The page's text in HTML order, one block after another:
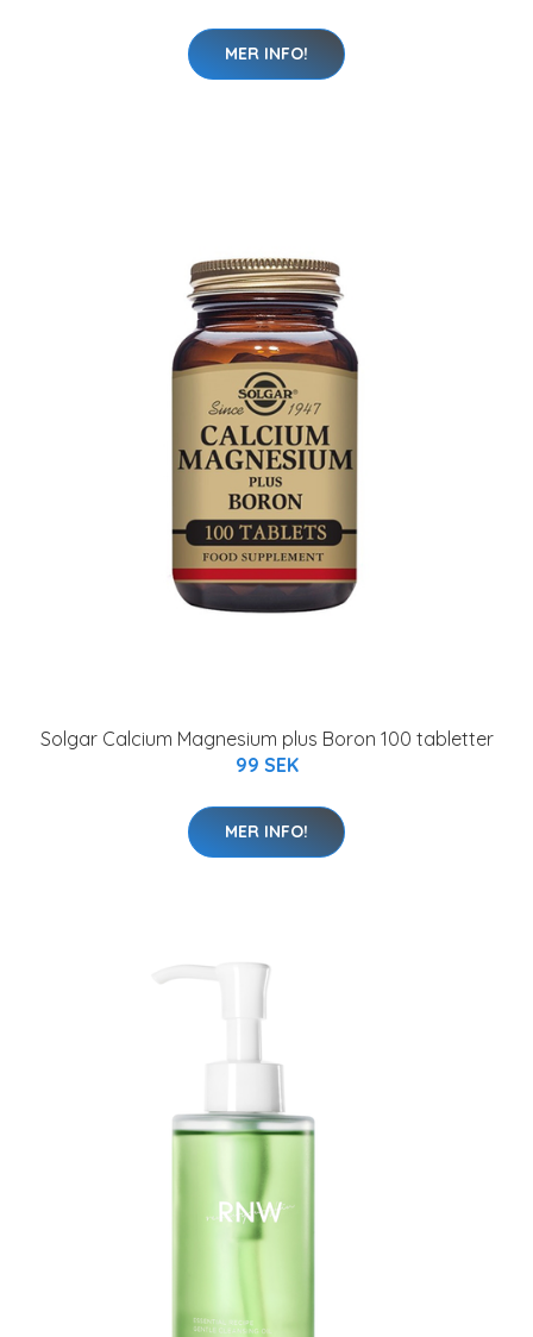
MER INFO!
Solgar Calcium Magnesium plus Boron 100 tabletter
99 SEK
MER INFO!